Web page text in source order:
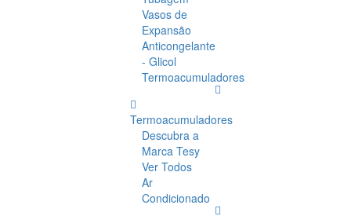
Vasos de
Expansão
Anticongelante
- Glicol
Termoacumuladores
Termoacumuladores
Descubra a
Marca Tesy
Ver Todos
Ar
Condicionado